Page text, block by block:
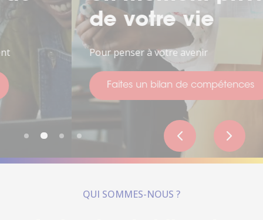
de votre vie
Pour penser à votre avenir
Faites un bilan de compétences
QUI SOMMES-NOUS ?